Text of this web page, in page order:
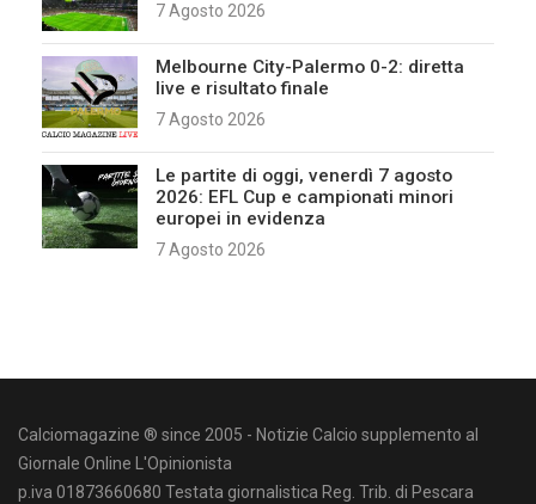
7 Agosto 2026
Melbourne City-Palermo 0-2: diretta
live e risultato finale
7 Agosto 2026
Le partite di oggi, venerdì 7 agosto
2026: EFL Cup e campionati minori
europei in evidenza
7 Agosto 2026
Calciomagazine ® since 2005 - Notizie Calcio supplemento al
Giornale Online L'Opinionista
p.iva 01873660680 Testata giornalistica Reg. Trib. di Pescara